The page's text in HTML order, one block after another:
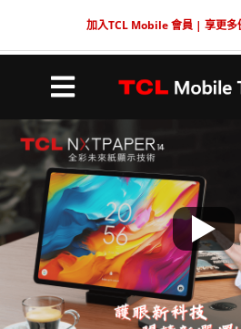
加入TCL Mobile 會員 | 享更多